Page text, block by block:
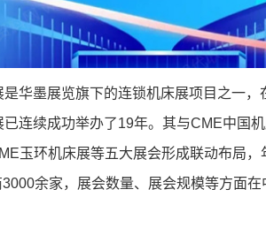
华墨展览旗下的连锁机床展项目之一
连续成功举办了19年。其与CME中国
玉环机床展等五大展会形成联动布局
余家，展会数量、展会规模等方面在